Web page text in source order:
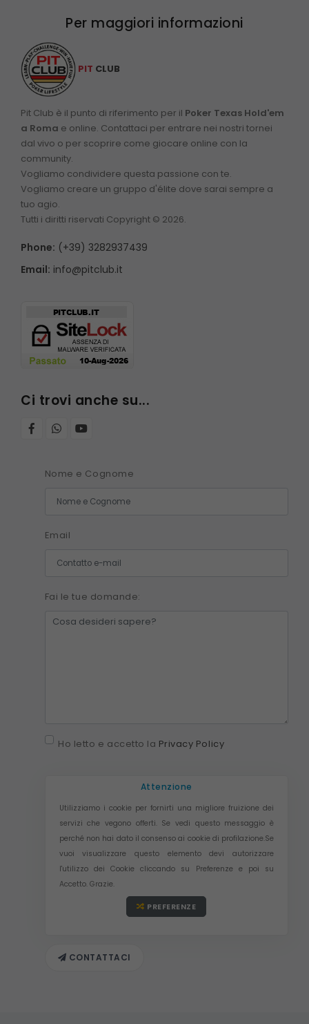
Per maggiori informazioni
PIT CLUB
Pit Club è il punto di riferimento per il Poker Texas Hold'em
a Roma e online. Contattaci per entrare nei nostri tornei
dal vivo o per scoprire come giocare online con la
community.
Vogliamo condividere questa passione con te.
Vogliamo creare un gruppo d'élite dove sarai sempre a
tuo agio.
Tutti i diritti riservati Copyright © 2026.
Phone: (+39) 3282937439
Email: info@pitclub.it
Ci trovi anche su...
Nome e Cognome
Email
Fai le tue domande:
Ho letto e accetto la Privacy Policy
Attenzione
Utilizziamo i cookie per fornirti una migliore fruizione dei
servizi che vegono offerti. Se vedi questo messaggio è
perché non hai dato il consenso ai cookie di profilazione.Se
vuoi visualizzare questo elemento devi autorizzare
l'utilizzo dei Cookie cliccando su Preferenze e poi su
Accetto. Grazie.
PREFERENZE
CONTATTACI